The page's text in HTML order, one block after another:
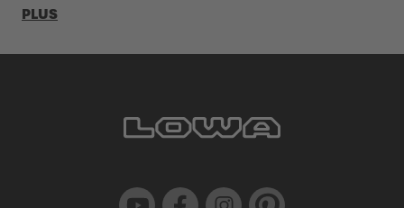
PLUS
Youtube Facebook Instagram Pinterest